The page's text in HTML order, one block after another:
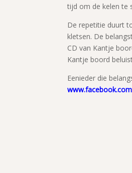
tijd om de kelen te
De repetitie duurt
kletsen. De
CD van Kantje
Kantje boord
Eenieder die